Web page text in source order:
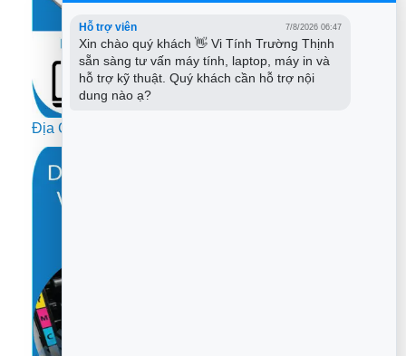
Địa Chỉ Nạp Mực Máy In Huyện Hóc Môn – Tận Nhà
Hỗ trợ viên 7/8/2026 06:47
Xin chào quý khách 👋 Vi Tính Trường Thịnh
sẵn sàng tư vấn máy tính, laptop, máy in và
hỗ trợ kỹ thuật. Quý khách cần hỗ trợ nội
dung nào ạ?